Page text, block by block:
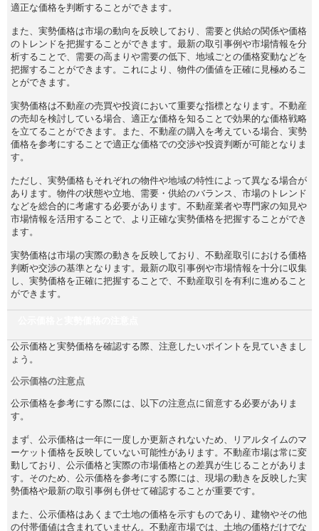
適正な価格を判断することができます。
また、実勢価格は市場の動向を反映しており、需要と供給の関係や価格
のトレンドを把握することができます。最新の取引事例や市場情報を分
析することで、需要の高まりや需要の低下、地域ごとの価格変動などを
把握することができます。これにより、物件の価値を正確に見極めるこ
とができます。
実勢価格は不動産の売買や投資において重要な指標となります。不動産
の売却を検討している場合、適正な価格を知ることで効果的な価格戦略
を立てることができます。また、不動産の購入を考えている場合、実勢
価格を参考にすることで適正な価格での交渉や投資判断が可能となりま
す。
ただし、実勢価格もそれぞれの物件や地域の特性によって異なる場合が
あります。物件の状態や立地、需要・供給のバランス、市場のトレンド
などを総合的に考慮する必要があります。不動産業者や専門家の知見や
市場情報を活用することで、より正確な実勢価格を把握することができ
ます。
実勢価格は市場の実際の動きを反映しており、不動産取引における価格
判断や交渉の基準となります。最新の取引事例や市場情報を十分に収集
し、実勢価格を正確に把握することで、不動産取引を有利に進めること
ができます。
公示価格と実勢価格を確認する際、注意したいポイントを見ていきまし
ょう。
公示価格の注意点
公示価格を参考にする際には、以下の注意点に留意する必要がありま
す。
まず、公示価格は一年に一度しか更新されないため、リアルタイムのマ
ーケット価格を反映していない可能性があります。不動産市場は常に変
動しており、公示価格と実際の市場価格との差異が生じることがありま
す。そのため、公示価格を参考にする際には、現場の動きを反映した実
勢価格や最新の取引事例も併せて確認することが重要です。
また、公示価格はあくまで土地の価格を示すものであり、建物やその他
の付帯価値は含まれていません。不動産市場では、土地の価格だけでな